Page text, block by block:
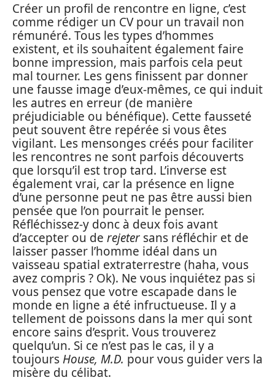
Créer un profil de rencontre en ligne, c’est
comme rédiger un CV pour un travail non
rémunéré. Tous les types d’hommes
existent, et ils souhaitent également faire
bonne impression, mais parfois cela peut
mal tourner. Les gens finissent par donner
une fausse image d’eux-mêmes, ce qui induit
les autres en erreur (de manière
préjudiciable ou bénéfique). Cette fausseté
peut souvent être repérée si vous êtes
vigilant. Les mensonges créés pour faciliter
les rencontres ne sont parfois découverts
que lorsqu’il est trop tard. L’inverse est
également vrai, car la présence en ligne
d’une personne peut ne pas être aussi bien
pensée que l’on pourrait le penser.
Réfléchissez-y donc à deux fois avant
d’accepter ou de rejeter sans réfléchir et de
laisser passer l’homme idéal dans un
vaisseau spatial extraterrestre (haha, vous
avez compris ? Ok). Ne vous inquiétez pas si
vous pensez que votre escapade dans le
monde en ligne a été infructueuse. Il y a
tellement de poissons dans la mer qui sont
encore sains d’esprit. Vous trouverez
quelqu’un. Si ce n’est pas le cas, il y a
toujours House, M.D. pour vous guider vers la
misère du célibat.